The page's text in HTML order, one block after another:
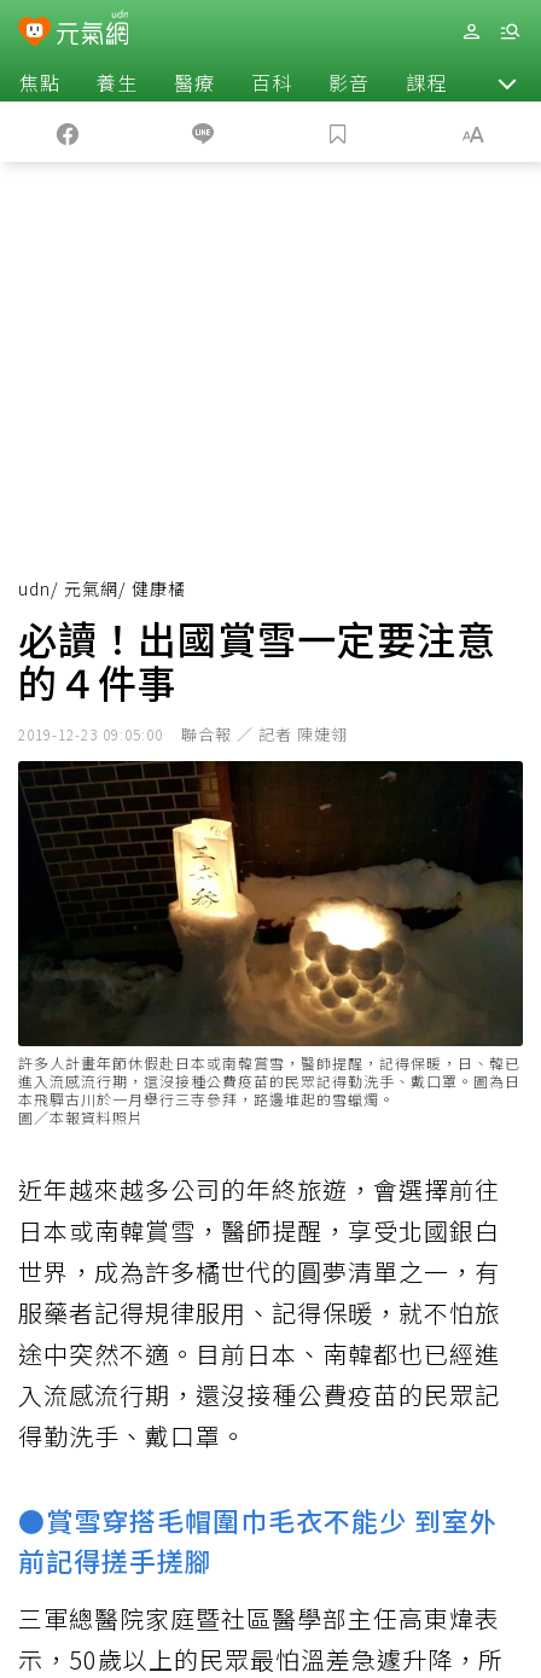
焦點 養生 醫療 百科 影音 課程 退休
udn/ 元氣網/ 健康橘
必讀！出國賞雪一定要注意
的４件事
2019-12-23 09:05:00 聯合報 ／ 記者 陳婕翎
許多人計畫年節休假赴日本或南韓賞雪，醫師提醒，記得保暖，日、韓已
進入流感流行期，還沒接種公費疫苗的民眾記得勤洗手、戴口罩。圖為日
本飛驒古川於一月舉行三寺參拜，路邊堆起的雪蠟燭。
圖／本報資料照片
近年越來越多公司的年終旅遊，會選擇前往
日本或南韓賞雪，醫師提醒，享受北國銀白
世界，成為許多橘世代的圓夢清單之一，有
服藥者記得規律服用、記得保暖，就不怕旅
途中突然不適。目前日本、南韓都也已經進
入流感流行期，還沒接種公費疫苗的民眾記
得勤洗手、戴口罩。
●賞雪穿搭毛帽圍巾毛衣不能少 到室外
前記得搓手搓腳
三軍總醫院家庭暨社區醫學部主任高東煒表
示，50歲以上的民眾最怕溫差急遽升降，所